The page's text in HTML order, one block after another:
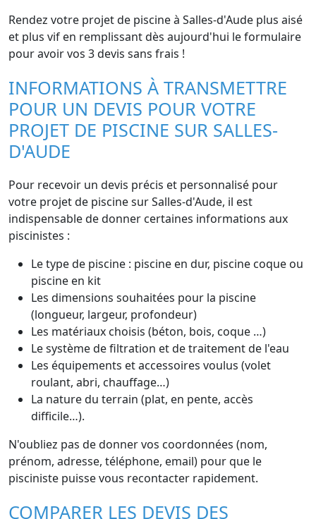
Rendez votre projet de piscine à Salles-d'Aude plus aisé
et plus vif en remplissant dès aujourd'hui le formulaire
pour avoir vos 3 devis sans frais !
INFORMATIONS À TRANSMETTRE
POUR UN DEVIS POUR VOTRE
PROJET DE PISCINE SUR SALLES-
D'AUDE
Pour recevoir un devis précis et personnalisé pour
votre projet de piscine sur Salles-d'Aude, il est
indispensable de donner certaines informations aux
piscinistes :
Le type de piscine : piscine en dur, piscine coque ou
piscine en kit
Les dimensions souhaitées pour la piscine
(longueur, largeur, profondeur)
Les matériaux choisis (béton, bois, coque …)
Le système de filtration et de traitement de l'eau
Les équipements et accessoires voulus (volet
roulant, abri, chauffage…)
La nature du terrain (plat, en pente, accès
difficile…).
N'oubliez pas de donner vos coordonnées (nom,
prénom, adresse, téléphone, email) pour que le
pisciniste puisse vous recontacter rapidement.
COMPARER LES DEVIS DES